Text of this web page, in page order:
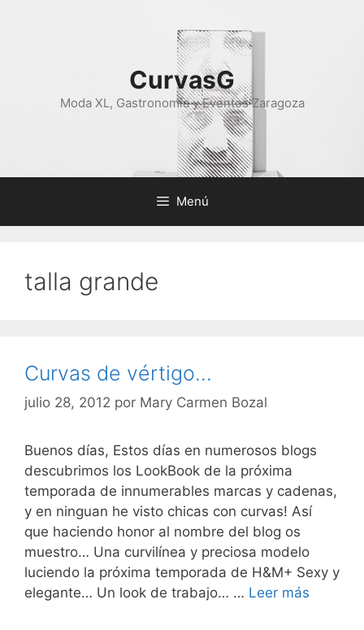
CurvasG
Moda XL, Gastronomía y Eventos Zaragoza
Menú
talla grande
Curvas de vértigo…
julio 28, 2012 por Mary Carmen Bozal
Buenos días, Estos días en numerosos blogs
descubrimos los LookBook de la próxima
temporada de innumerables marcas y cadenas,
y en ninguan he visto chicas con curvas! Así
que haciendo honor al nombre del blog os
muestro… Una curvilínea y preciosa modelo
luciendo la próxima temporada de H&M+ Sexy y
elegante… Un look de trabajo… … Leer más